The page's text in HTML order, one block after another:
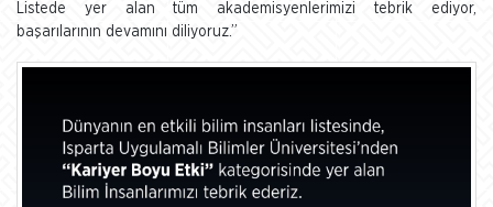
Listede yer alan tüm akademisyenlerimizi tebrik ediyor,
başarılarının devamını diliyoruz.”